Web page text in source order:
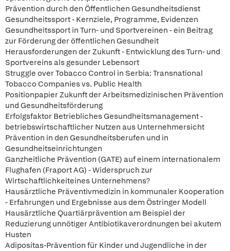
Prävention durch den Öffentlichen Gesundheitsdienst
Gesundheitssport - Kernziele, Programme, Evidenzen
Gesundheitssport in Turn- und Sportvereinen - ein Beitrag
zur Förderung der öffentlichen Gesundheit
Herausforderungen der Zukunft - Entwicklung des Turn- und
Sportvereins als gesunder Lebensort
Struggle over Tobacco Control in Serbia: Transnational
Tobacco Companies vs. Public Health
Positionpapier Zukunft der Arbeitsmedizinischen Prävention
und Gesundheitsförderung
Erfolgsfaktor Betriebliches Gesundheitsmanagement -
betriebswirtschaftlicher Nutzen aus Unternehmersicht
Prävention in den Gesundheitsberufen und in
Gesundheitseinrichtungen
Ganzheitliche Prävention (GATE) auf einem internationalem
Flughafen (Fraport AG) - Widerspruch zur
Wirtschaftlichkeiteines Unternehmens?
Hausärztliche Präventivmedizin in kommunaler Kooperation
- Erfahrungen und Ergebnisse aus dem Östringer Modell
Hausärztliche Quartiärprävention am Beispiel der
Reduzierung unnötiger Antibiotikaverordnungen bei akutem
Husten
Adipositas-Prävention für Kinder und Jugendliche in der